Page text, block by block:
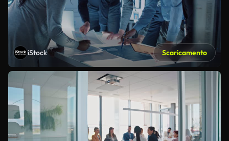
iStock Scaricamento